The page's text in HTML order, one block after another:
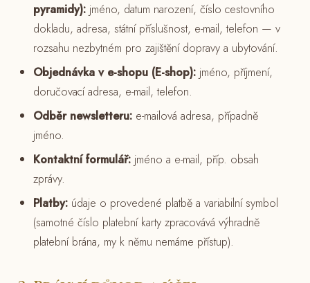
pyramidy): jméno, datum narození, číslo cestovního
dokladu, adresa, státní příslušnost, e-mail, telefon — v
rozsahu nezbytném pro zajištění dopravy a ubytování.
Objednávka v e-shopu (E-shop): jméno, příjmení,
doručovací adresa, e-mail, telefon.
Odběr newsletteru: e-mailová adresa, případně
jméno.
Kontaktní formulář: jméno a e-mail, příp. obsah
zprávy.
Platby: údaje o provedené platbě a variabilní symbol
(samotné číslo platební karty zpracovává výhradně
platební brána, my k němu nemáme přístup).